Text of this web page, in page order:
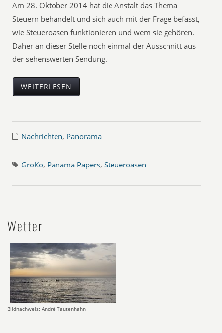
Am 28. Oktober 2014 hat die Anstalt das Thema
Steuern behandelt und sich auch mit der Frage befasst,
wie Steueroasen funktionieren und wem sie gehören.
Daher an dieser Stelle noch einmal der Ausschnitt aus
der sehenswerten Sendung.
WEITERLESEN
Nachrichten, Panorama
GroKo, Panama Papers,Steueroasen
Wetter
Bildnachweis: André Tautenhahn